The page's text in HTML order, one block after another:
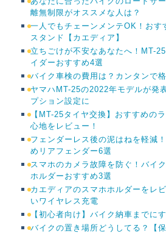
離無制限がオススメな人は？
一人でもチェーンメンテOK！おす
スタンド【カエディア】
立ちごけが不安なあなたへ！MT-
イダーおすすめ4選
バイク車検の費用は？カンタンで
ヤマハMT-25の2022年モデルが発
プション設定に
【MT-25タイヤ交換】おすすめの
心地をレビュー！
フェンダーレス後の泥はねを軽減
めリアフェンダー6選
スマホのカメラ故障を防ぐ！バイ
ホルダーおすすめ3選
カエディアのスマホホルダーをレ
いワイヤレス充電
【初心者向け】バイク納車までに
バイクの置き場所どうしてる？【